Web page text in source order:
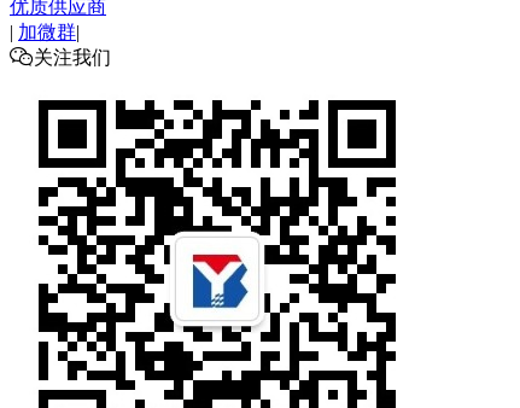
优质供应商
| 加微群|
关注我们